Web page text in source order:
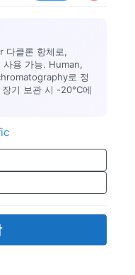
다클론 항체로,
용 가능. Human,
로 정
기 보관 시 -20°C에